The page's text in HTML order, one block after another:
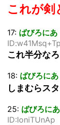
これが剣
17: ばびろにあ
ID:w41Msq+Tp
これ半分な
18: ばびろにあ
しまむらス
25: ばびろにあ
ID:IoniTUnAp